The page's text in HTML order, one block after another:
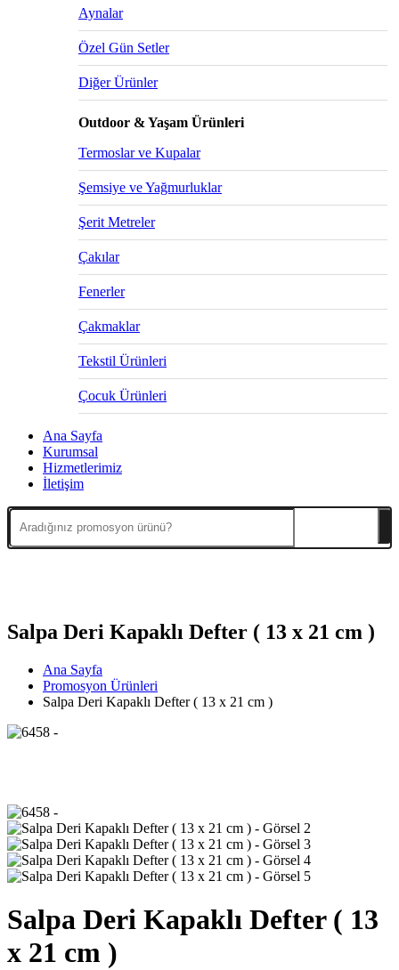
Aynalar
Özel Gün Setler
Diğer Ürünler
Outdoor & Yaşam Ürünleri
Termoslar ve Kupalar
Şemsiye ve Yağmurluklar
Şerit Metreler
Çakılar
Fenerler
Çakmaklar
Tekstil Ürünleri
Çocuk Ürünleri
Ana Sayfa
Kurumsal
Hizmetlerimiz
İletişim
Salpa Deri Kapaklı Defter ( 13 x 21 cm )
Ana Sayfa
Promosyon Ürünleri
Salpa Deri Kapaklı Defter ( 13 x 21 cm )
Salpa Deri Kapaklı Defter ( 13
x 21 cm )